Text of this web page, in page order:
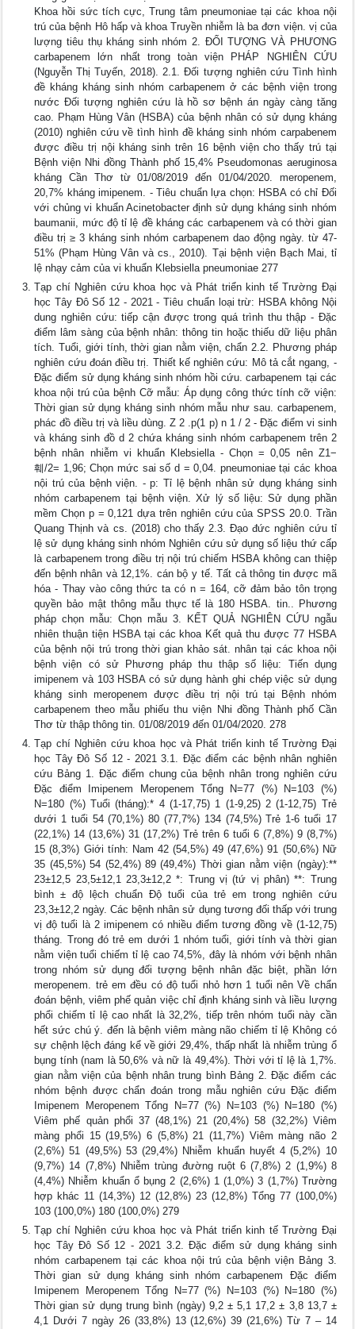
Khoa hồi sức tích cực, Trung tâm pneumoniae tại các khoa nội
trú của bệnh Hô hấp và khoa Truyền nhiễm là ba đơn viện. vị của
lượng tiêu thụ kháng sinh nhóm 2. ĐỐI TƯỢNG VÀ PHƯƠNG
carbapenem lớn nhất trong toàn viện PHÁP NGHIÊN CỨU
(Nguyễn Thị Tuyến, 2018). 2.1. Đối tượng nghiên cứu Tình hình
đề kháng kháng sinh nhóm carbapenem ở các bệnh viện trong
nước Đối tượng nghiên cứu là hồ sơ bệnh án ngày càng tăng
cao. Phạm Hùng Vân (HSBA) của bệnh nhân có sử dụng kháng
(2010) nghiên cứu về tình hình đề kháng sinh nhóm carpabenem
được điều trị nội kháng sinh trên 16 bệnh viện cho thấy trú tại
Bệnh viện Nhi đồng Thành phố 15,4% Pseudomonas aeruginosa
kháng Cần Thơ từ 01/08/2019 đến 01/04/2020. meropenem,
20,7% kháng imipenem. - Tiêu chuẩn lựa chọn: HSBA có chỉ Đối
với chủng vi khuẩn Acinetobacter định sử dụng kháng sinh nhóm
baumanii, mức độ tỉ lệ đề kháng các carbapenem và có thời gian
điều trị ≥ 3 kháng sinh nhóm carbapenem dao động ngày. từ 47-
51% (Phạm Hùng Vân và cs., 2010). Tại bệnh viện Bạch Mai, tỉ
lệ nhạy cảm của vi khuẩn Klebsiella pneumoniae 277
Tạp chí Nghiên cứu khoa học và Phát triển kinh tế Trường Đại
học Tây Đô Số 12 - 2021 - Tiêu chuẩn loại trừ: HSBA không Nội
dung nghiên cứu: tiếp cận được trong quá trình thu thập - Đặc
điểm lâm sàng của bệnh nhân: thông tin hoặc thiếu dữ liệu phân
tích. Tuổi, giới tính, thời gian nằm viện, chẩn 2.2. Phương pháp
nghiên cứu đoán điều trị. Thiết kế nghiên cứu: Mô tả cắt ngang, -
Đặc điểm sử dụng kháng sinh nhóm hồi cứu. carbapenem tại các
khoa nội trú của bệnh Cỡ mẫu: Áp dụng công thức tính cỡ viện:
Thời gian sử dụng kháng sinh nhóm mẫu như sau. carbapenem,
phác đồ điều trị và liều dùng. Z 2 .p(1 p) n 1 / 2 - Đặc điểm vi sinh
và kháng sinh đồ d 2 chứa kháng sinh nhóm carbapenem trên 2
bệnh nhân nhiễm vi khuẩn Klebsiella - Chọn = 0,05 nên Z1−
훼/2= 1,96; Chọn mức sai số d = 0,04. pneumoniae tại các khoa
nội trú của bệnh viện. - p: Tỉ lệ bệnh nhân sử dụng kháng sinh
nhóm carbapenem tại bệnh viện. Xử lý số liệu: Sử dụng phần
mềm Chọn p = 0,121 dựa trên nghiên cứu của SPSS 20.0. Trần
Quang Thịnh và cs. (2018) cho thấy 2.3. Đạo đức nghiên cứu tỉ
lệ sử dụng kháng sinh nhóm Nghiên cứu sử dụng số liệu thứ cấp
là carbapenem trong điều trị nội trú chiếm HSBA không can thiệp
đến bệnh nhân và 12,1%. cán bộ y tế. Tất cả thông tin được mã
hóa - Thay vào công thức ta có n = 164, cỡ đảm bảo tôn trọng
quyền bảo mật thông mẫu thực tế là 180 HSBA. tin.. Phương
pháp chọn mẫu: Chọn mẫu 3. KẾT QUẢ NGHIÊN CỨU ngẫu
nhiên thuận tiện HSBA tại các khoa Kết quả thu được 77 HSBA
của bệnh nội trú trong thời gian khảo sát. nhân tại các khoa nội
bệnh viện có sử Phương pháp thu thập số liệu: Tiến dụng
imipenem và 103 HSBA có sử dụng hành ghi chép việc sử dụng
kháng sinh meropenem được điều trị nội trú tại Bệnh nhóm
carbapenem theo mẫu phiếu thu viện Nhi đồng Thành phố Cần
Thơ từ thập thông tin. 01/08/2019 đến 01/04/2020. 278
Tạp chí Nghiên cứu khoa học và Phát triển kinh tế Trường Đại
học Tây Đô Số 12 - 2021 3.1. Đặc điểm các bệnh nhân nghiên
cứu Bảng 1. Đặc điểm chung của bệnh nhân trong nghiên cứu
Đặc điểm Imipenem Meropenem Tổng N=77 (%) N=103 (%)
N=180 (%) Tuổi (tháng):* 4 (1-17,75) 1 (1-9,25) 2 (1-12,75) Trẻ
dưới 1 tuổi 54 (70,1%) 80 (77,7%) 134 (74,5%) Trẻ 1-6 tuổi 17
(22,1%) 14 (13,6%) 31 (17,2%) Trẻ trên 6 tuổi 6 (7,8%) 9 (8,7%)
15 (8,3%) Giới tính: Nam 42 (54,5%) 49 (47,6%) 91 (50,6%) Nữ
35 (45,5%) 54 (52,4%) 89 (49,4%) Thời gian nằm viện (ngày):**
23±12,5 23,5±12,1 23,3±12,2 *: Trung vị (tứ vị phân) **: Trung
bình ± độ lệch chuẩn Độ tuổi của trẻ em trong nghiên cứu
23,3±12,2 ngày. Các bệnh nhân sử dụng tương đối thấp với trung
vị độ tuổi là 2 imipenem có nhiều điểm tương đồng về (1-12,75)
tháng. Trong đó trẻ em dưới 1 nhóm tuổi, giới tính và thời gian
nằm viện tuổi chiếm tỉ lệ cao 74,5%, đây là nhóm với bệnh nhân
trong nhóm sử dụng đối tượng bệnh nhân đặc biệt, phần lớn
meropenem. trẻ em đều có độ tuổi nhỏ hơn 1 tuổi nên Về chẩn
đoán bệnh, viêm phế quản việc chỉ định kháng sinh và liều lượng
phổi chiếm tỉ lệ cao nhất là 32,2%, tiếp trên nhóm tuổi này cần
hết sức chú ý. đến là bệnh viêm màng não chiếm tỉ lệ Không có
sự chệnh lệch đáng kể về giới 29,4%, thấp nhất là nhiễm trùng ổ
bụng tính (nam là 50,6% và nữ là 49,4%). Thời với tỉ lệ là 1,7%.
gian nằm viện của bệnh nhân trung bình Bảng 2. Đặc điểm các
nhóm bệnh được chẩn đoán trong mẫu nghiên cứu Đặc điểm
Imipenem Meropenem Tổng N=77 (%) N=103 (%) N=180 (%)
Viêm phế quản phổi 37 (48,1%) 21 (20,4%) 58 (32,2%) Viêm
màng phổi 15 (19,5%) 6 (5,8%) 21 (11,7%) Viêm màng não 2
(2,6%) 51 (49,5%) 53 (29,4%) Nhiễm khuẩn huyết 4 (5,2%) 10
(9,7%) 14 (7,8%) Nhiễm trùng đường ruột 6 (7,8%) 2 (1,9%) 8
(4,4%) Nhiễm khuẩn ổ bụng 2 (2,6%) 1 (1,0%) 3 (1,7%) Trường
hợp khác 11 (14,3%) 12 (12,8%) 23 (12,8%) Tổng 77 (100,0%)
103 (100,0%) 180 (100,0%) 279
Tạp chí Nghiên cứu khoa học và Phát triển kinh tế Trường Đại
học Tây Đô Số 12 - 2021 3.2. Đặc điểm sử dụng kháng sinh
nhóm carbapenem tại các khoa nội trú của bệnh viện Bảng 3.
Thời gian sử dụng kháng sinh nhóm carbapenem Đặc điểm
Imipenem Meropenem Tổng N=77 (%) N=103 (%) N=180 (%)
Thời gian sử dụng trung bình (ngày) 9,2 ± 5,1 17,2 ± 3,8 13,7 ±
4,1 Dưới 7 ngày 26 (33,8%) 13 (12,6%) 39 (21,6%) Từ 7 – 14